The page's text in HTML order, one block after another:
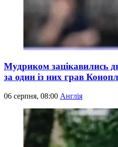
Мудриком зацікавились
за один із них грав
06 серпня, 08:00 Англія